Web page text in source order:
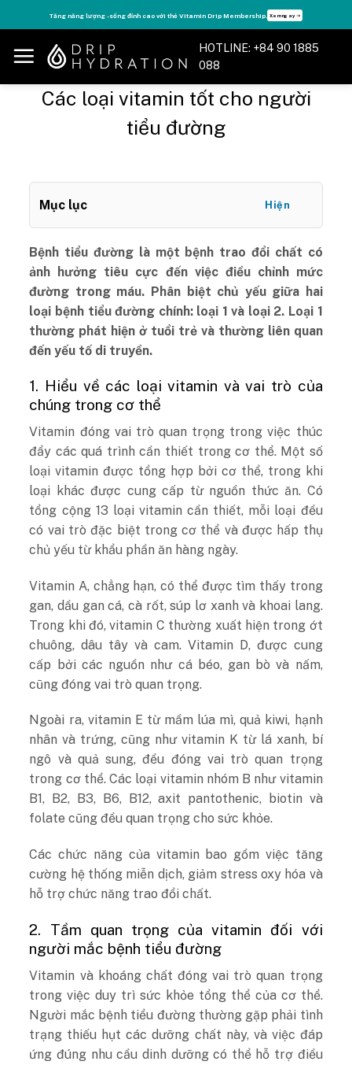
to
content
Tận hưởng nhiều quyền lợi độc quyền, chỉ DÀNH RIÊNG cho Member DripClub! Chi tiết ➝
HOTLINE: +84 90 1885
088
Các loại vitamin tốt cho người
tiểu đường
Mục lục Hiện
Bệnh tiểu đường là một bệnh trao đổi chất có
ảnh hưởng tiêu cực đến việc điều chỉnh mức
đường trong máu. Phân biệt chủ yếu giữa hai
loại bệnh tiểu đường chính: loại 1 và loại 2. Loại 1
thường phát hiện ở tuổi trẻ và thường liên quan
đến yếu tố di truyền.
1. Hiểu về các loại vitamin và vai trò của
chúng trong cơ thể
Vitamin đóng vai trò quan trọng trong việc thúc
đẩy các quá trình cần thiết trong cơ thể. Một số
loại vitamin được tổng hợp bởi cơ thể, trong khi
loại khác được cung cấp từ nguồn thức ăn. Có
tổng cộng 13 loại vitamin cần thiết, mỗi loại đều
có vai trò đặc biệt trong cơ thể và được hấp thụ
chủ yếu từ khẩu phần ăn hàng ngày.
Vitamin A, chẳng hạn, có thể được tìm thấy trong
gan, dầu gan cá, cà rốt, súp lơ xanh và khoai lang.
Trong khi đó, vitamin C thường xuất hiện trong ớt
chuông, dâu tây và cam. Vitamin D, được cung
cấp bởi các nguồn như cá béo, gan bò và nấm,
cũng đóng vai trò quan trọng.
Ngoài ra, vitamin E từ mầm lúa mì, quả kiwi, hạnh
nhân và trứng, cũng như vitamin K từ lá xanh, bí
ngô và quả sung, đều đóng vai trò quan trọng
trong cơ thể. Các loại vitamin nhóm B như vitamin
B1, B2, B3, B6, B12, axit pantothenic, biotin và
folate cũng đều quan trọng cho sức khỏe.
Các chức năng của vitamin bao gồm việc tăng
cường hệ thống miễn dịch, giảm stress oxy hóa và
hỗ trợ chức năng trao đổi chất.
2. Tầm quan trọng của vitamin đối với
người mắc bệnh tiểu đường
Vitamin và khoáng chất đóng vai trò quan trọng
trong việc duy trì sức khỏe tổng thể của cơ thể.
Người mắc bệnh tiểu đường thường gặp phải tình
trạng thiếu hụt các dưỡng chất này, và việc đáp
ứng đúng nhu cầu dinh dưỡng có thể hỗ trợ điều